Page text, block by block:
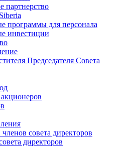
партнерство
программы для персонала
инвестиции
Председателя Совета
совета директоров
директоров